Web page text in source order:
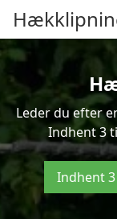
Leder du efter
Indhent 3
Indhent